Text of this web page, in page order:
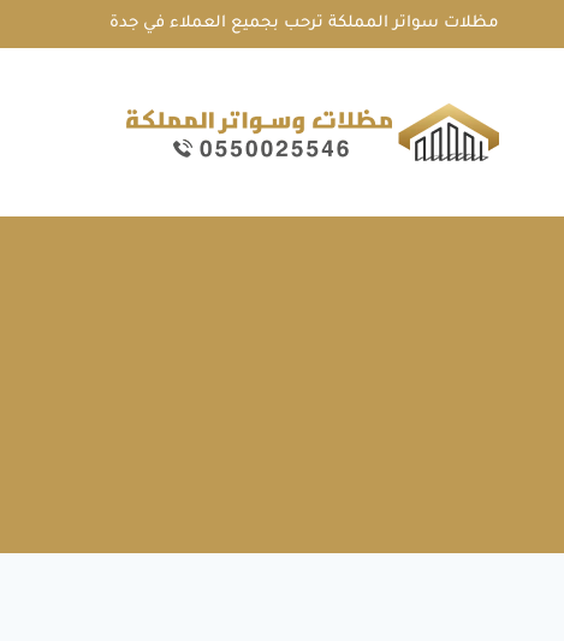
إلى
مظلات سواتر المملكة ترحب بجميع العملاء في جدة